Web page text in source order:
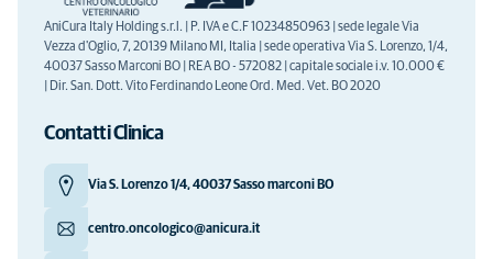
AniCura Italy Holding s.r.l. | P. IVA e C.F 10234850963 | sede legale Via
Vezza d'Oglio, 7, 20139 Milano MI, Italia | sede operativa Via S. Lorenzo, 1/4,
40037 Sasso Marconi BO | REA BO - 572082 | capitale sociale i.v. 10.000 €
| Dir. San. Dott. Vito Ferdinando Leone Ord. Med. Vet. BO 2020
Contatti Clinica
Via S. Lorenzo 1/4, 40037 Sasso marconi BO
centro.oncologico@anicura.it